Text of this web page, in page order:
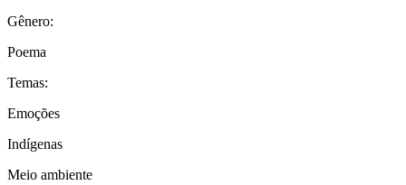
Gênero:
Poema
Temas:
Emoções
Indígenas
Meio ambiente